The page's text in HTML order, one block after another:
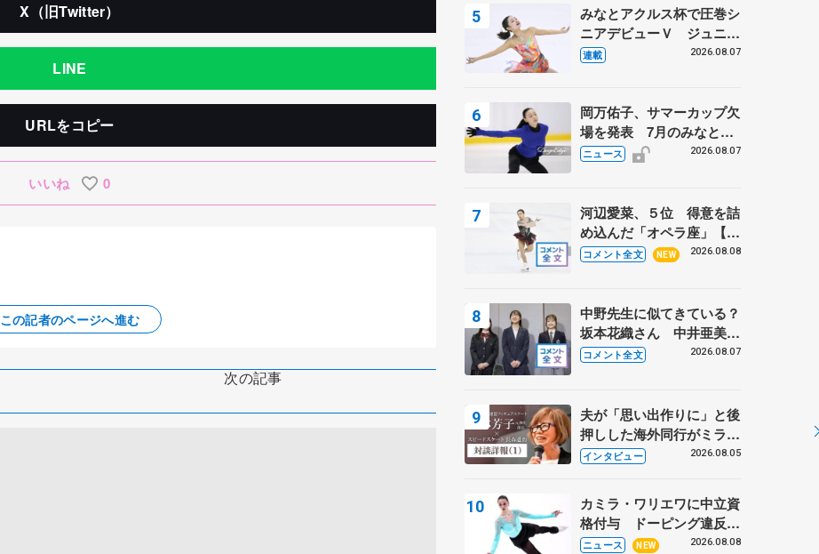
X（旧Twitter）
LINE
URLをコピー
いいね 0
この記者のページへ進む
次の記事
みなとアクルス杯で圧巻シ
ニアデビューＶ ジュニア
で４シーズン無敗の島田麻
連載 2026.08.07
岡万佑子、サマーカップ欠
場を発表 7月のみなとア
クルス杯は腰痛の影響で
ニュース 2026.08.07
河辺愛菜、５位 得意を詰
め込んだ「オペラ座」【み
なとアクルス杯フリー】
コメント全文 NEW 2026.08.08
中野先生に似てきている？
坂本花織さん 中井亜美は
クリケットのサマーキャン
部科学省スポーツ表彰
式】
コメント全文 2026.08.07
夫が「思い出作りに」と後
押しした海外同行がミラノ
まで… 繁華街のリンクで
に 小林芳子さんが振り返
るスケート人生
インタビュー 2026.08.05
カミラ・ワリエワに中立資
格付与 ドーピング違反で
処分、アレクサンドラ・イ
ニュース NEW 2026.08.08